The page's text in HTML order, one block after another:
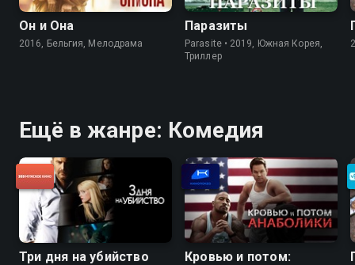
Он и Она
2016, Бельгия, Мелодрама
Паразиты
Parasite • 2019, Южная Корея,
Триллер
Ещё в жанре: Комедия
Три дня на убийство
Кровью и потом: